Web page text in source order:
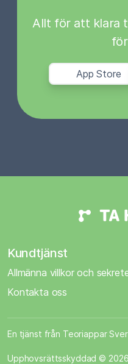
Allt för att klara
App Store
Kundtjänst
Allmänna villkor och
Kontakta oss
En tjänst från Teoriappar
Upphovsrättsskyddad ©